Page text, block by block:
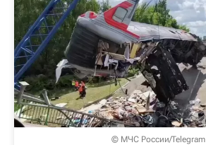
© МЧС России/Telegram